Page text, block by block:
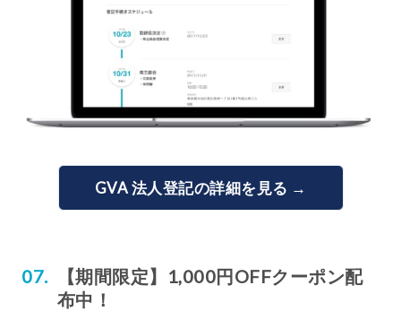
GVA 法人登記の詳細を見る →
【期間限定】1,000円OFFクーポン配
布中！